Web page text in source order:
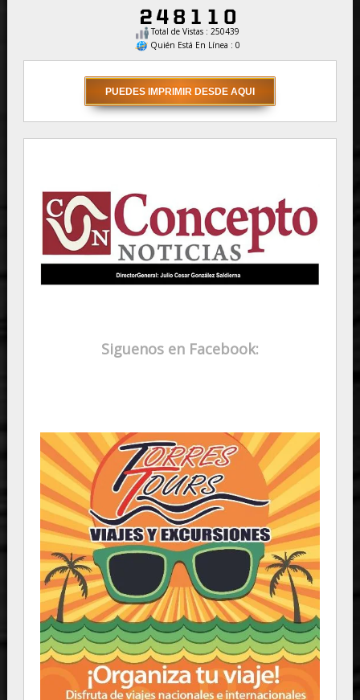
Total de Vistas : 250439
Quién Está En Línea : 0
Siguenos en Facebook: